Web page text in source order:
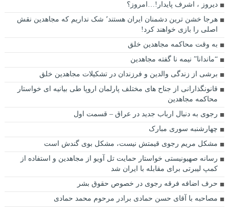
ديروز ، اشرف پايدار!…امروز؟
هرجا خشن ترین دشمنان ایران هستند٬ شک نداریم که مجاهدین نقش
اصلی را بازی خواهند کرد!
به وقت محاکمه مجاهدین خلق
“ماندانا” نیمه نا گفته مجاهدین
برشی از زندگی والدین و فرزندان در تشکیلات مجاهدین خلق
قانونگذارانی از جناح های مختلف پارلمان اروپا طی بیانیه ای خواستار
محاکمه مجاهدین
رجوی به دنبال ارباب جدید در عراق – قسمت اول
چهارشنبه سوری مبارک
مشکل مریم رجوی قیمتش نیست، مشکل بوی گندش است
رسانه صهیونیستی خواستار حمایت تل آویو از مجاهدین و استفاده از
کمپ لیبرتی برای مقابله با ایران شد
حرف اضافه فرقه رجوی در خصوص حقوق بشر
مصاحبه با آقای حسن حمادی برادر مرحوم محمد حمادی